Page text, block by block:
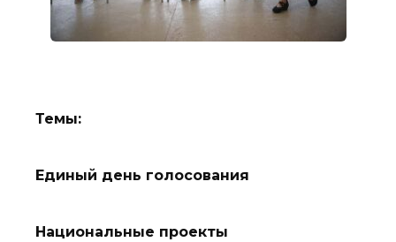
Темы:
Единый день голосования
Национальные проекты